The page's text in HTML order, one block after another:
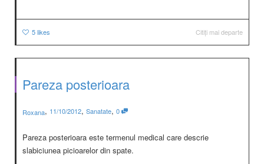
5likes Citiți mai departe
Pareza posterioara
Roxana, 11/10/2012, Sanatate, 0
Pareza posterioara este termenul medical care descrie
slabiciunea picioarelor din spate.